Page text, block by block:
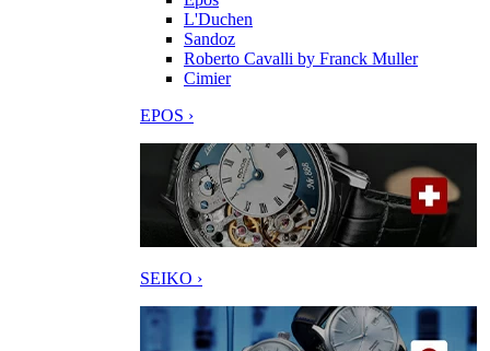
L'Duchen
Sandoz
Roberto Cavalli by Franck Muller
Cimier
EPOS ›
SEIKO ›